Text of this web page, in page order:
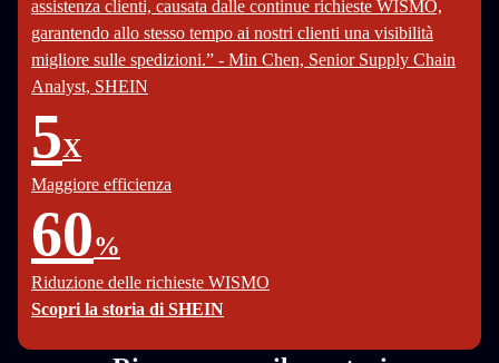
assistenza clienti, causata dalle continue richieste WISMO,
garantendo allo stesso tempo ai nostri clienti una visibilità
migliore sulle spedizioni.” - Min Chen, Senior Supply Chain
Analyst, SHEIN
5X
Maggiore efficienza
60%
Riduzione delle richieste WISMO
Scopri la storia di SHEIN